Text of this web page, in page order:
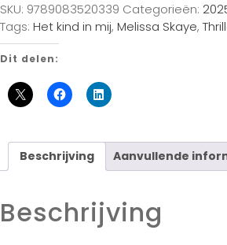
SKU: 9789083520339 Categorieën:
Tags: Het kind in mij, Melissa Skaye,
Dit delen:
Beschrijving Aanvullende
Beschrijving